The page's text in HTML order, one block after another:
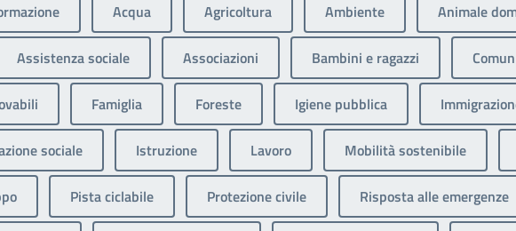
Acqua Agricoltura Ambiente Animale
Assistenza sociale Associazioni Bambini e ragazzi
Famiglia Foreste Igiene pubblica
sociale Istruzione Lavoro Mobilità sostenibile
Pista ciclabile Protezione civile Risposta alle emergenze